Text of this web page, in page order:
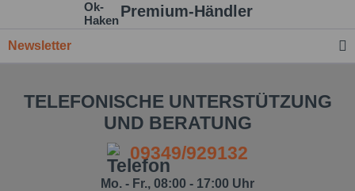
Premium-Händler
Newsletter
TELEFONISCHE UNTERSTÜTZUNG
UND BERATUNG
09349/929132
Mo. - Fr., 08:00 - 17:00 Uhr